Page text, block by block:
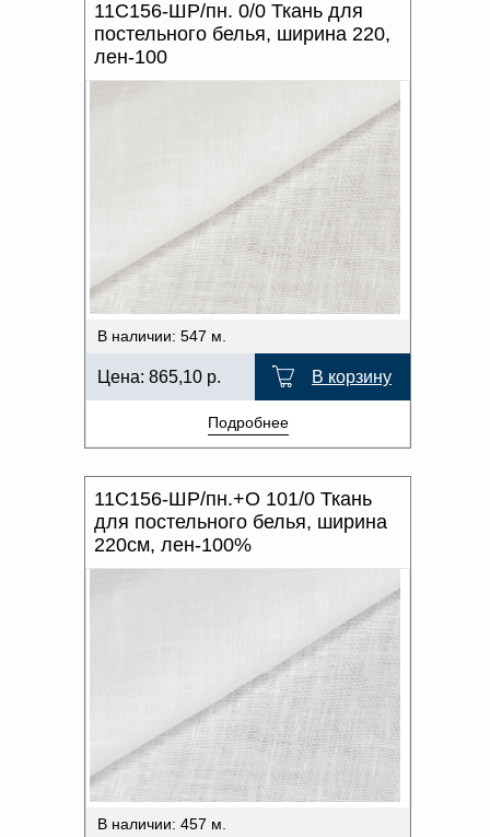
11С156-ШР/пн. 0/0 Ткань для
постельного белья, ширина 220,
лен-100
В наличии: 547 м.
Цена: 865,10 р. В корзину
Подробнее
11С156-ШР/пн.+О 101/0 Ткань
для постельного белья, ширина
220см, лен-100%
В наличии: 457 м.